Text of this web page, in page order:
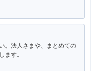
。法人さまや、まとめての
ます。